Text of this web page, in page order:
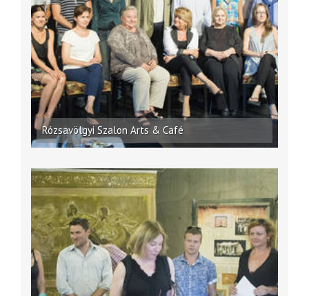
Rózsavölgyi Szalon Arts & Café